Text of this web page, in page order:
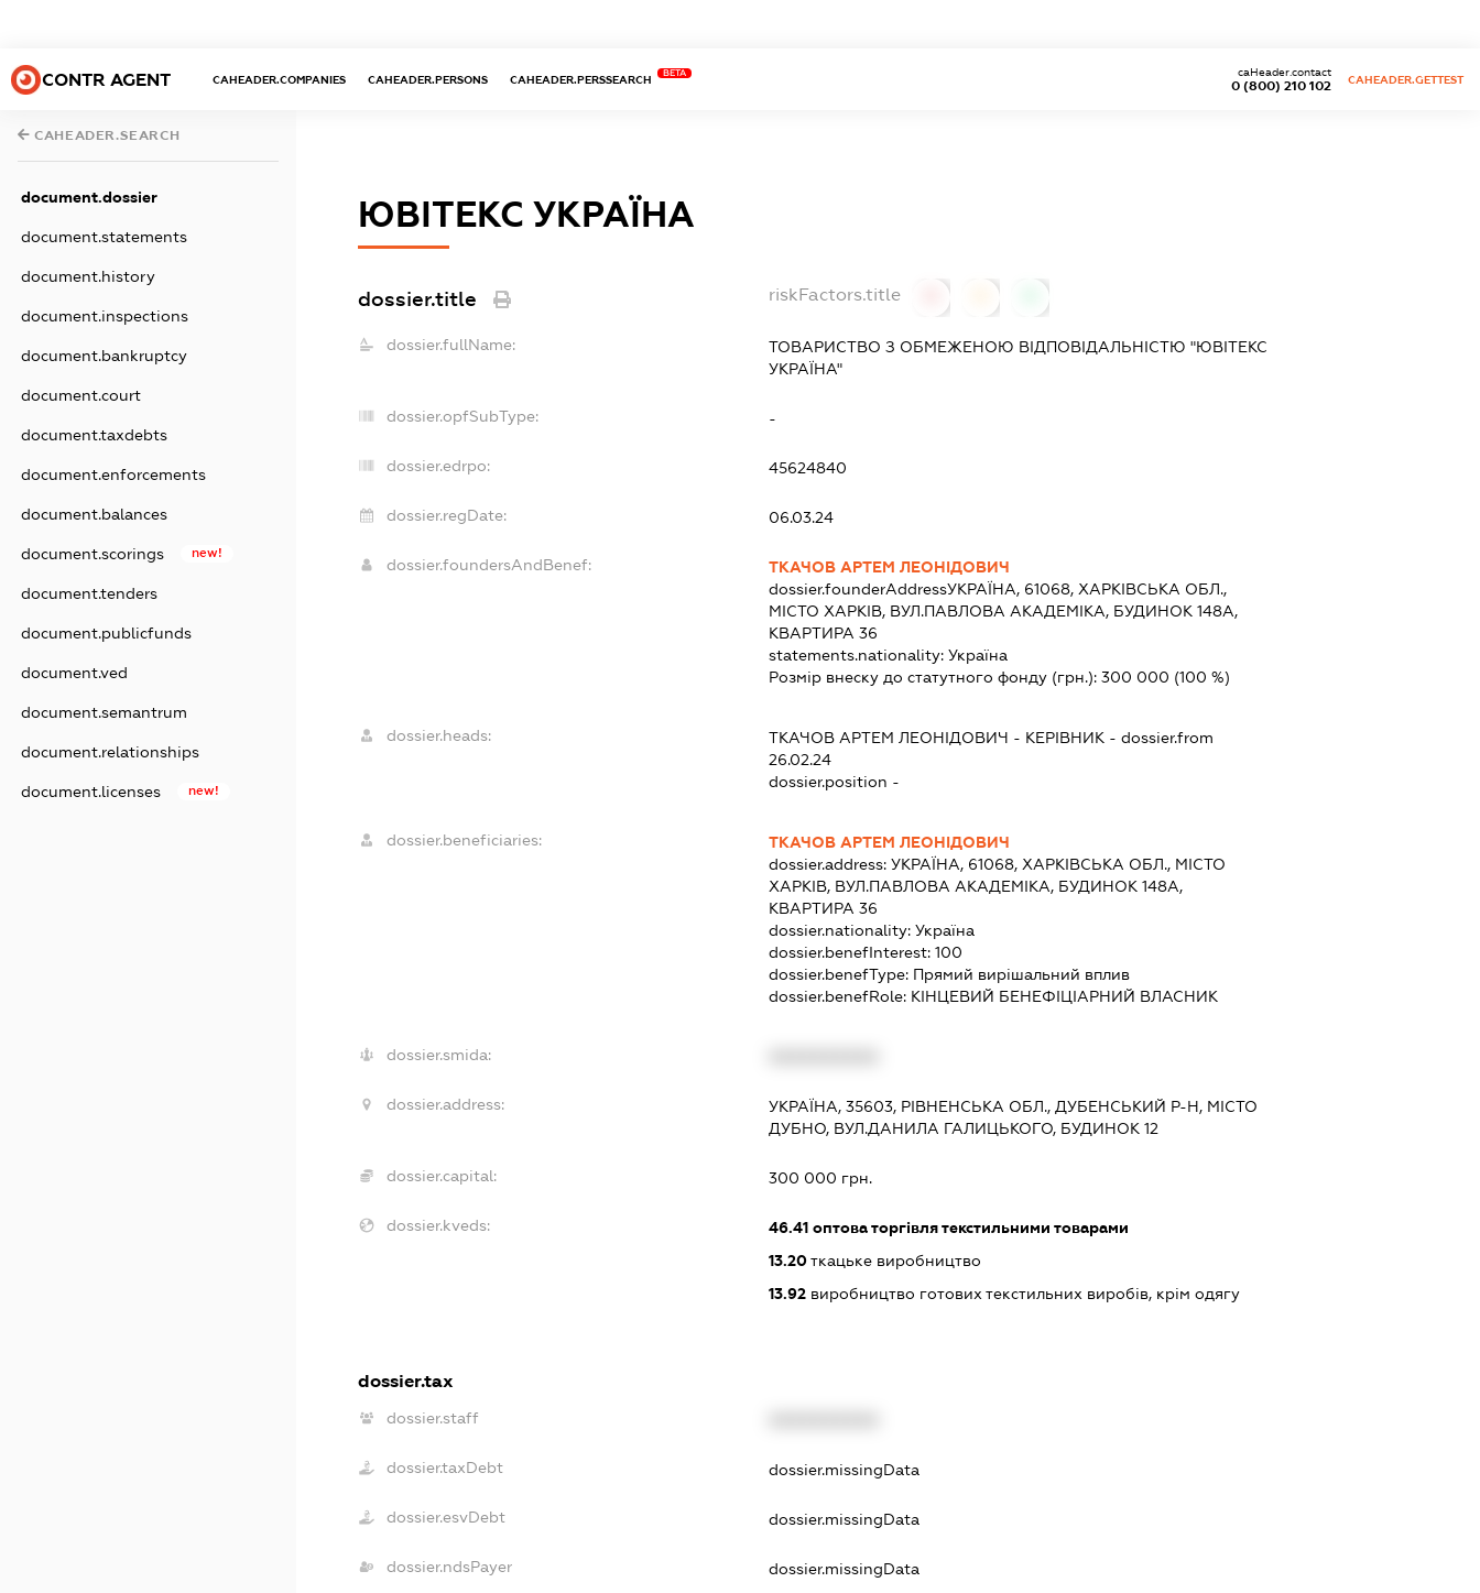
CONTR AGENT CAHEADER.COMPANIES CAHEADER.PERSONS CAHEADER.PERSSEARCH
BETA
0 (800) 210 102
caHeader.contact
CAHEADER.GETTEST
CAHEADER.SEARCH
document.dossier
document.statements
document.history
document.inspections
document.bankruptcy
document.court
document.taxdebts
document.enforcements
document.balances
document.scorings new!
document.tenders
document.publicfunds
document.ved
document.semantrum
document.relationships
document.licenses new!
ЮВІТЕКС УКРАЇНА
dossier.title riskFactors.title
dossier.fullName:
ТОВАРИСТВО З ОБМЕЖЕНОЮ ВІДПОВІДАЛЬНІСТЮ "ЮВІТЕКС
УКРАЇНА"
dossier.opfSubType: -
dossier.edrpo: 45624840
dossier.regDate: 06.03.24
dossier.foundersAndBenef:
ТКАЧОВ АРТЕМ ЛЕОНІДОВИЧ
dossier.founderAddressУКРАЇНА, 61068, ХАРКІВСЬКА ОБЛ.,
МІСТО ХАРКІВ, ВУЛ.ПАВЛОВА АКАДЕМІКА, БУДИНОК 148А,
КВАРТИРА 36
statements.nationality: Україна
Розмір внеску до статутного фонду (грн.): 300 000 (100 %)
dossier.heads: ТКАЧОВ АРТЕМ ЛЕОНІДОВИЧ - КЕРІВНИК - dossier.from
26.02.24
dossier.position -
dossier.beneficiaries:
ТКАЧОВ АРТЕМ ЛЕОНІДОВИЧ
dossier.address: УКРАЇНА, 61068, ХАРКІВСЬКА ОБЛ., МІСТО
ХАРКІВ, ВУЛ.ПАВЛОВА АКАДЕМІКА, БУДИНОК 148А,
КВАРТИРА 36
dossier.nationality: Україна
dossier.benefInterest: 100
dossier.benefType: Прямий вирішальний вплив
dossier.benefRole: КІНЦЕВИЙ БЕНЕФІЦІАРНИЙ ВЛАСНИК
dossier.smida:
dossier.address:
УКРАЇНА, 35603, РІВНЕНСЬКА ОБЛ., ДУБЕНСЬКИЙ Р-Н, МІСТО
ДУБНО, ВУЛ.ДАНИЛА ГАЛИЦЬКОГО, БУДИНОК 12
dossier.capital: 300 000 грн.
dossier.kveds: 46.41оптова торгівля текстильними товарами
13.20ткацьке виробництво
13.92виробництво готових текстильних виробів, крім одягу
dossier.tax
dossier.staff
dossier.taxDebt dossier.missingData
dossier.esvDebt dossier.missingData
dossier.ndsPayer dossier.missingData